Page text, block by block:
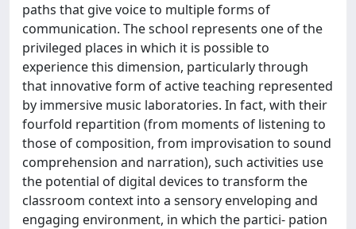
paths that give voice to multiple forms of
communication. The school represents one of the
privileged places in which it is possible to
experience this dimension, particularly through
that innovative form of active teaching represented
by immersive music laboratories. In fact, with their
fourfold repartition (from moments of listening to
those of composition, from improvisation to sound
comprehension and narration), such activities use
the potential of digital devices to transform the
classroom context into a sensory enveloping and
engaging environment, in which the partici- pation